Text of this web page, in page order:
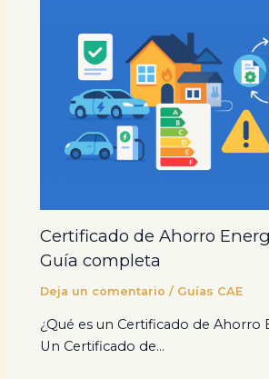
Certificado de Ahorro
Guía completa
Deja un comentario / Guías CAE
¿Qué es un Certificado de Ahorro
Un Certificado de…